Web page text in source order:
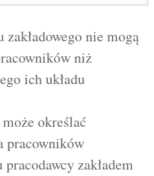
zakładowego nie mogą
niż
ich układu
określać
pracowników
zakładem